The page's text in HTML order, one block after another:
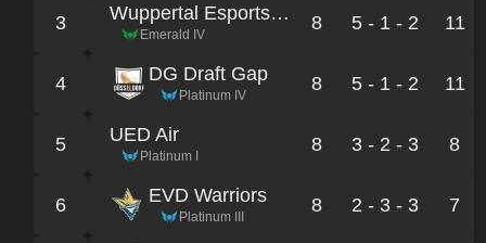
3 Wuppertal Esports Cats
Emerald IV
8 5 - 1 - 2 11
4 DG Draft Gap
Platinum IV
8 5 - 1 - 2 11
5 UED Air
Platinum I
8 3 - 2 - 3 8
6 EVD Warriors
Platinum III
8 2 - 3 - 3 7